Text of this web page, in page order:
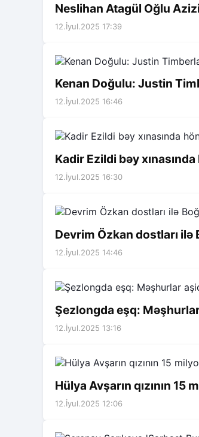
Neslihan Atagül Oğlu
12.İyul.2025 17:39
Kenan Doğulu: Justin
12.İyul.2025 16:46
Kadir Ezildi bəy
12.İyul.2025 16:30
Devrim Özkan dostları ilə
12.İyul.2025 14:46
Şezlongda eşq:
12.İyul.2025 13:16
Hülya Avşarın qızının 15
12.İyul.2025 12:06